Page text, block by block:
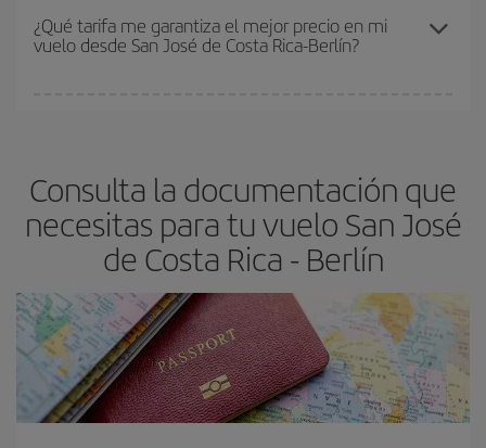
Los precios dependen de las plazas que queden libres en el vuelo
y de que las tarifas más baratas (turista) estén disponibles o se
¿Qué tarifa me garantiza el mejor precio en mi
vuelo desde San José de Costa Rica-Berlín?
Consulta la documentación que
necesitas para tu vuelo San José
de Costa Rica - Berlín